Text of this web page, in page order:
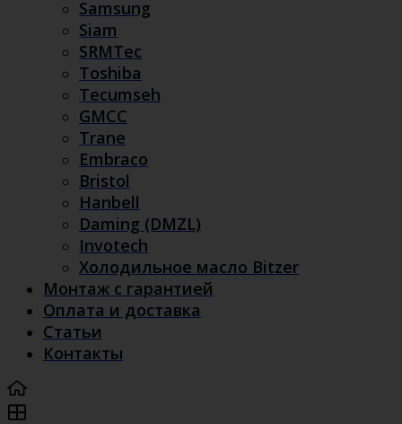
Samsung
Siam
SRMTec
Toshiba
Tecumseh
GMCC
Trane
Embraco
Bristol
Hanbell
Daming (DMZL)
Invotech
Холодильное масло Bitzer
Монтаж с гарантией
Оплата и доставка
Статьи
Контакты